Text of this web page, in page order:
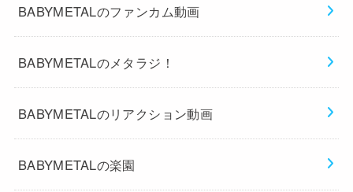
BABYMETALのファンカム動画
BABYMETALのメタラジ！
BABYMETALのリアクション動画
BABYMETALの楽園